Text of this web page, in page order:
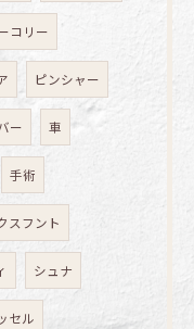
コリー
ピンシャー
ー 車
手術
スフント
シュナ
セル